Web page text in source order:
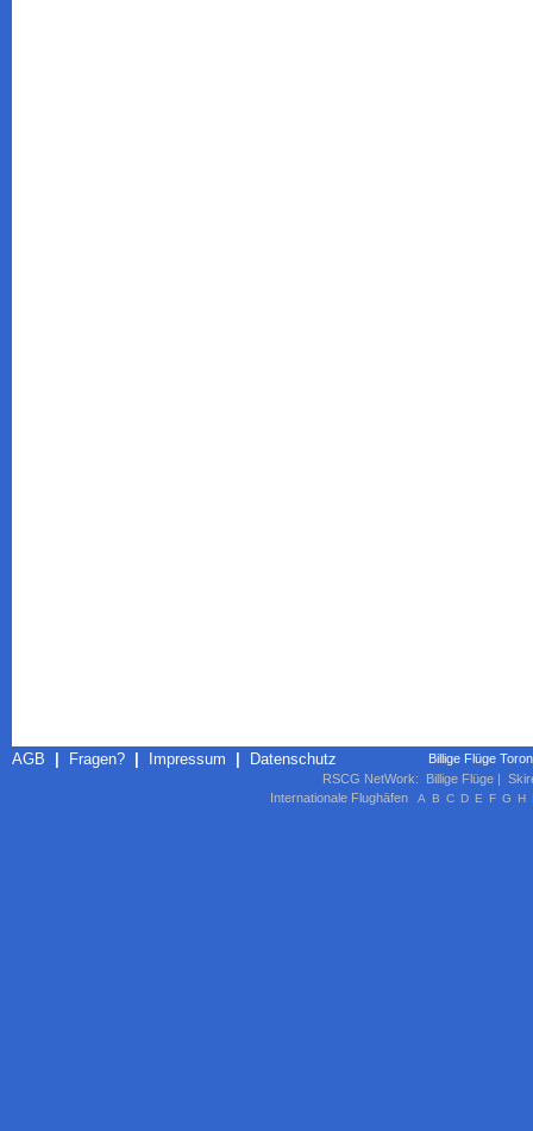
AGB Fragen? Impressum Datenschutz
Billige Flüge
RSCG NetWork: Billige Flüge |
Internationale Flughäfen
A B C D E F G H